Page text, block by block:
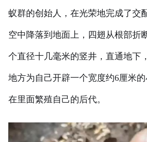
蚁群的创始人，在光荣地完成了交
空中降落到地面上，四翅从根部折
个直径十几毫米的竖井，直通地下
地方为自己开辟一个宽度约6厘米的
在里面繁殖自己的后代。